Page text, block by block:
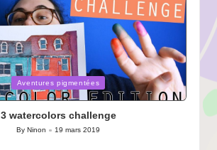
Aventures pigmentées
3 watercolors challenge
Posted
By Ninon 19 mars 2019